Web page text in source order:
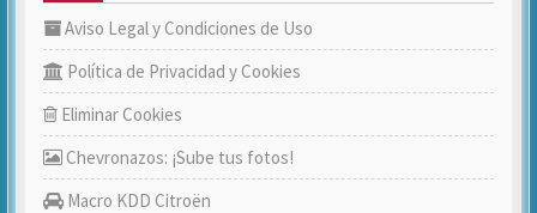
Aviso Legal y Condiciones de Uso
Política de Privacidad y Cookies
Eliminar Cookies
Chevronazos: ¡Sube tus fotos!
Macro KDD Citroën